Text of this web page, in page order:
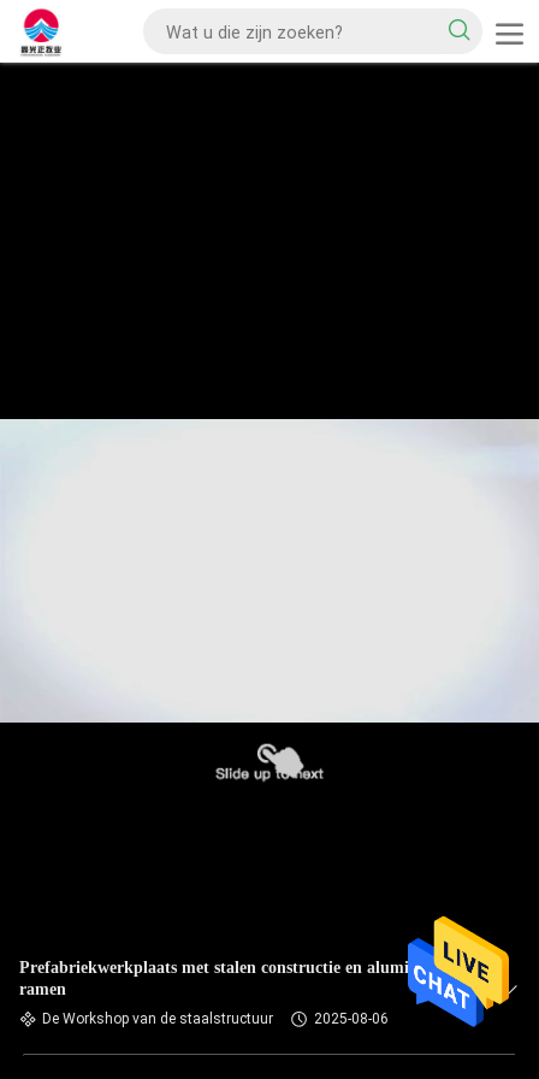
Prefabriekwerkplaats met stalen constructie en aluminium
ramen
De Workshop van de staalstructuur 2025-08-06